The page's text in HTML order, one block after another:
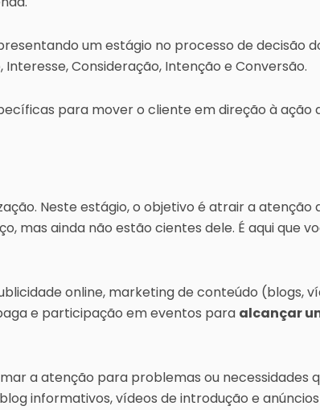
um estágio no processo de decisão
Consideração, Intenção e Conversão.
para mover o cliente em direção à ação
Neste estágio, o objetivo é atrair a atenção
mas ainda não estão cientes dele. É aqui que
online, marketing de conteúdo (blogs,
e participação em eventos para alcançar
a atenção para problemas ou necessidades
informativos, vídeos de introdução e